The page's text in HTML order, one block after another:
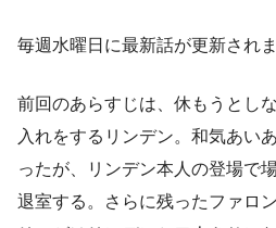
毎週水曜日に最新話が更新されま
前回のあらすじは、休もうとし
入れをするリンデン。和気あい
ったが、リンデン本人の登場で
退室する。さらに残ったファロ